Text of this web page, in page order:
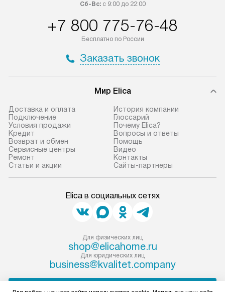
Сб-Вс:с 9:00 до 22:00
+7 800 775-76-48
Бесплатно по России
Заказать звонок
Мир Elica
Доставка и оплата
Подключение
Условия продажи
Кредит
Возврат и обмен
Сервисные центры
Ремонт
Статьи и акции
История компании
Глоссарий
Почему Elica?
Вопросы и ответы
Помощь
Видео
Контакты
Сайты-партнеры
Elica в социальных сетях
Для физических лиц
shop@elicahome.ru
Для юридических лиц
business@kvalitet.company